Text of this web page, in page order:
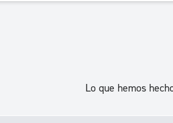
Lo que hemos